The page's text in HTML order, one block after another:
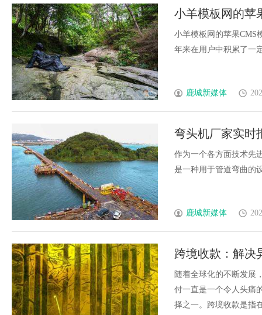
小羊模板网的苹
小羊模板网的苹果CMS
年来在用户中积累了一
鹿城新媒体
弯头机厂家实时
作为一个各方面技术先
是一种用于管道弯曲的
鹿城新媒体
跨境收款：解决
随着全球化的不断发展
付一直是一个令人头痛
择之一。跨境收款是指